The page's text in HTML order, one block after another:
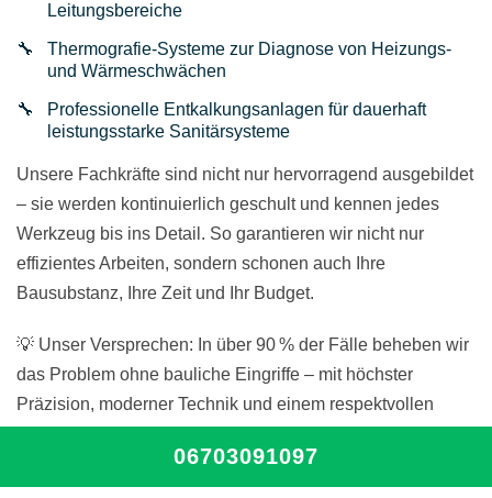
Leitungsbereiche
Thermografie-Systeme zur Diagnose von Heizungs-
und Wärmeschwächen
Professionelle Entkalkungsanlagen für dauerhaft
leistungsstarke Sanitärsysteme
Unsere Fachkräfte sind nicht nur hervorragend ausgebildet
– sie werden kontinuierlich geschult und kennen jedes
Werkzeug bis ins Detail. So garantieren wir nicht nur
effizientes Arbeiten, sondern schonen auch Ihre
Bausubstanz, Ihre Zeit und Ihr Budget.
💡 Unser Versprechen: In über 90 % der Fälle beheben wir
das Problem ohne bauliche Eingriffe – mit höchster
Präzision, moderner Technik und einem respektvollen
06703091097